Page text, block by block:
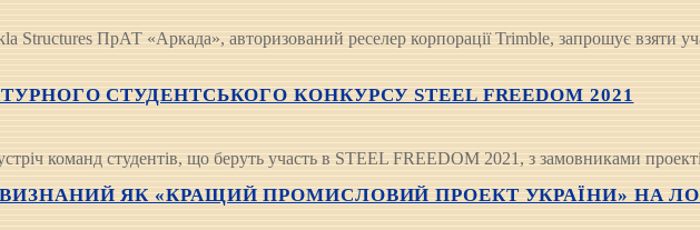
ПрАТ «Аркада», авторизований реселер корпорації Trimble, запрошує взяти
СТУДЕНТСЬКОГО КОНКУРСУ STEEL FREEDOM 2021
команд студентів, що беруть участь в STEEL FREEDOM 2021, з замовниками
ЯК «КРАЩИЙ ПРОМИСЛОВИЙ ПРОЕКТ УКРАЇНИ» НА